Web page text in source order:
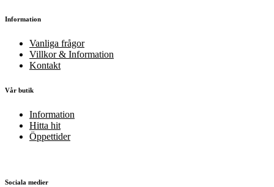
Information
Vanliga frågor
Villkor & Information
Kontakt
Vår butik
Information
Hitta hit
Öppettider
Sociala medier